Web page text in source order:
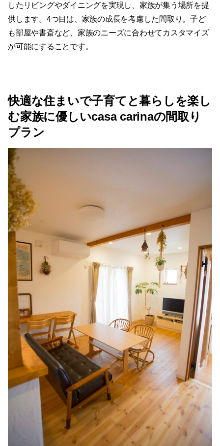
したリビングやダイニングを実現し、家族が集う場所を提
供します。4つ目は、家族の成長を考慮した間取り。子ど
も部屋や書斎など、家族のニーズに合わせてカスタマイズ
が可能にすることです。
快適な住まいで子育てと暮らしを楽し
む家族に優しいcasa carinaの間取り
プラン